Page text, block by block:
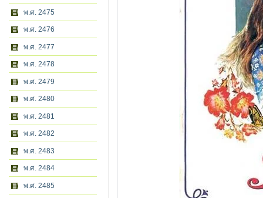
พ.ศ. 2475
พ.ศ. 2476
พ.ศ. 2477
พ.ศ. 2478
พ.ศ. 2479
พ.ศ. 2480
พ.ศ. 2481
พ.ศ. 2482
พ.ศ. 2483
พ.ศ. 2484
พ.ศ. 2485